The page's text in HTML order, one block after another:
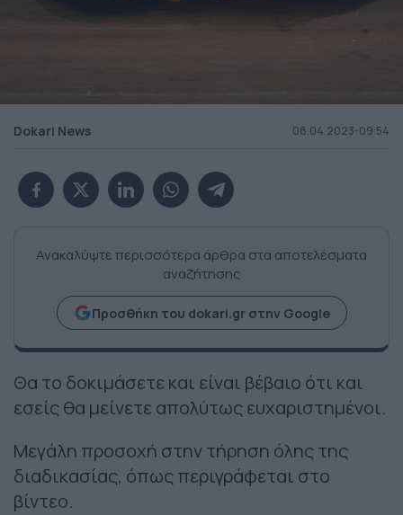
Dokari News 08.04.2023-09:54
Ανακαλύψτε περισσότερα άρθρα στα αποτελέσματα
αναζήτησης
Προσθήκη του dokari.gr στην Google
Θα το δοκιμάσετε και είναι βέβαιο ότι και
εσείς θα μείνετε απολύτως ευχαριστημένοι.
Μεγάλη προσοχή στην τήρηση όλης της
διαδικασίας, όπως περιγράφεται στο
βίντεο.